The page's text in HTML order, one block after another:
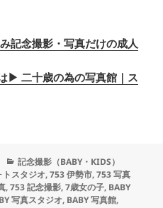
記念撮影・写真だけの成人
▶ 二十歳の為の写真館｜ス
カ
テ
ゴ
リ
記念撮影（BABY・KIDS）
トスタジオ,753 伊勢市,753 写真
,753 記念撮影,7歳女の子, BABY
写真スタジオ, BABY 写真館,